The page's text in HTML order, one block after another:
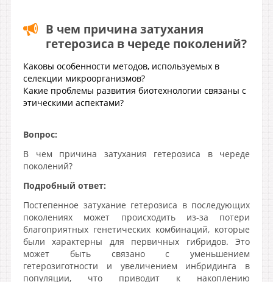
В чем причина затухания
гетерозиса в череде поколений?
Каковы особенности методов, используемых в
селекции микроорганизмов?
Какие проблемы развития биотехнологии связаны с
этическими аспектами?
Вопрос:
В чем причина затухания гетерозиса в череде
поколений?
Подробный ответ:
Постепенное затухание гетерозиса в последующих
поколениях может происходить из-за потери
благоприятных генетических комбинаций, которые
были характерны для первичных гибридов. Это
может быть связано с уменьшением
гетерозиготности и увеличением инбридинга в
популяции, что приводит к накоплению